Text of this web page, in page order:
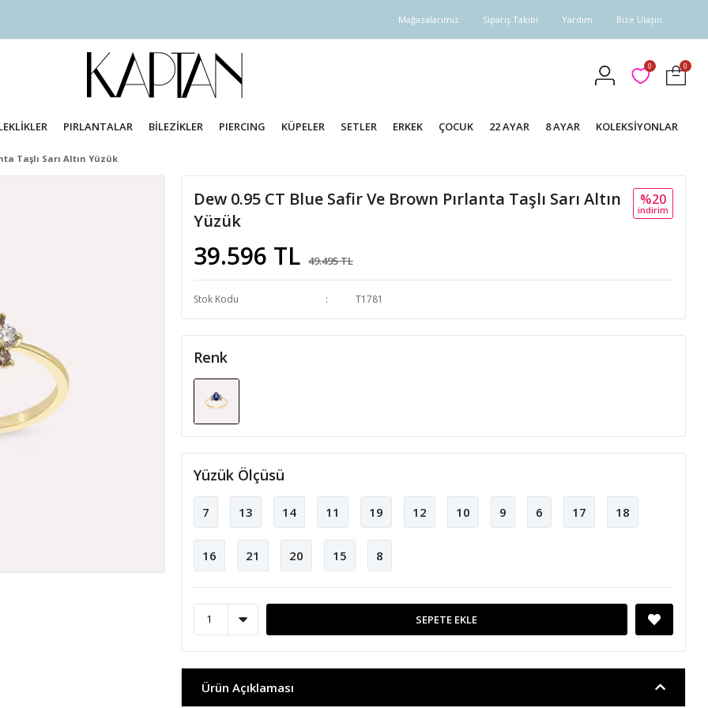
Mağazalarımız Sipariş Takibi Yardım Bize Ulaşın
0 0
PIRLANTALAR BİLEZİKLER PIERCING KÜPELER SETLER ERKEK ÇOCUK 22 AYAR 8 AYAR KOLEKSİYONLAR
Taşlı Sarı Altın Yüzük
Dew 0.95 CT Blue Safir Ve Brown Pırlanta Taşlı Sarı Altın
Yüzük
39.596 TL 49.495 TL
%20
i̇ndi̇ri̇m
Stok Kodu T1781
Renk
Yüzük Ölçüsü
7 13 14 11 19 12 10 9 6 17 18
16 21 20 15 8
SEPETE EKLE
Ürün Açıklaması